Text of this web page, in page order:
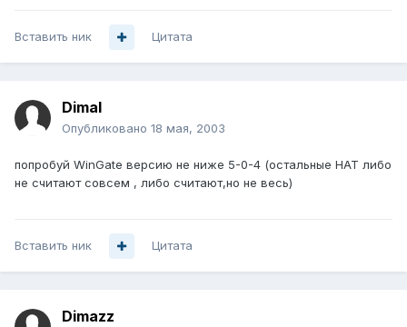
Вставить ник Цитата
DimaI
Опубликовано 18 мая, 2003
попробуй WinGate версию не ниже 5-0-4 (остальные НАТ либо
не считают совсем , либо считают,но не весь)
Вставить ник Цитата
Dimazz